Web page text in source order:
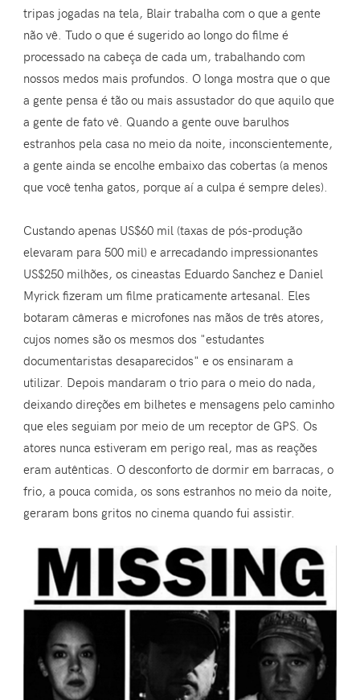
tripas jogadas na tela, Blair trabalha com o que a gente
não vê. Tudo o que é sugerido ao longo do filme é
processado na cabeça de cada um, trabalhando com
nossos medos mais profundos. O longa mostra que o que
a gente pensa é tão ou mais assustador do que aquilo que
a gente de fato vê. Quando a gente ouve barulhos
estranhos pela casa no meio da noite, inconscientemente,
a gente ainda se encolhe embaixo das cobertas (a menos
que você tenha gatos, porque aí a culpa é sempre deles).
Custando apenas US$60 mil (taxas de pós-produção
elevaram para 500 mil) e arrecadando impressionantes
US$250 milhões, os cineastas Eduardo Sanchez e Daniel
Myrick fizeram um filme praticamente artesanal. Eles
botaram câmeras e microfones nas mãos de três atores,
cujos nomes são os mesmos dos "estudantes
documentaristas desaparecidos" e os ensinaram a
utilizar. Depois mandaram o trio para o meio do nada,
deixando direções em bilhetes e mensagens pelo caminho
que eles seguiam por meio de um receptor de GPS. Os
atores nunca estiveram em perigo real, mas as reações
eram autênticas. O desconforto de dormir em barracas, o
frio, a pouca comida, os sons estranhos no meio da noite,
geraram bons gritos no cinema quando fui assistir.